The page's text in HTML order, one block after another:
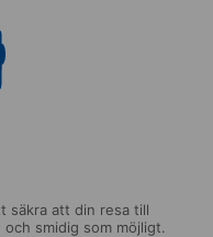
säkra att din resa till
och smidig som möjligt.